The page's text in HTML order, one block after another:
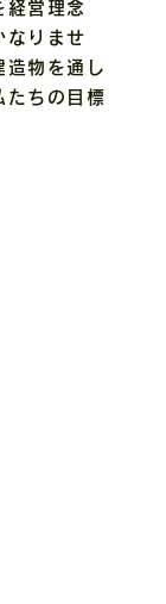
経営理念
なりませ
造物を通し
たちの目標